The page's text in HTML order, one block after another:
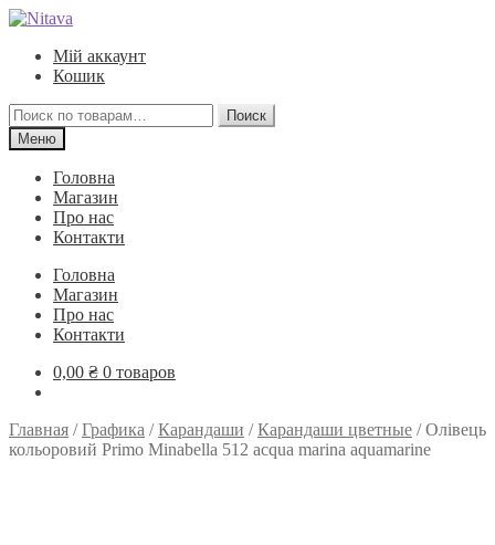
Перейти
навигации
Перейти
содержимому
Мій аккаунт
Кошик
Искать:
Поиск
Меню
Головна
Магазин
Про нас
Контакти
Головна
Магазин
Про нас
Контакти
0,00 ₴ 0 товаров
Главная /Графика /Карандаши /Карандаши цветные /Олівець
кольоровий Primo Minabella 512 acqua marina aquamarine